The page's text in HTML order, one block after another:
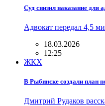
Суд снизил наказание для
Адвокат передал 4,5
18.03.2026
12:25
ЖКХ
В Рыбинске создали план
Дмитрий Рудаков